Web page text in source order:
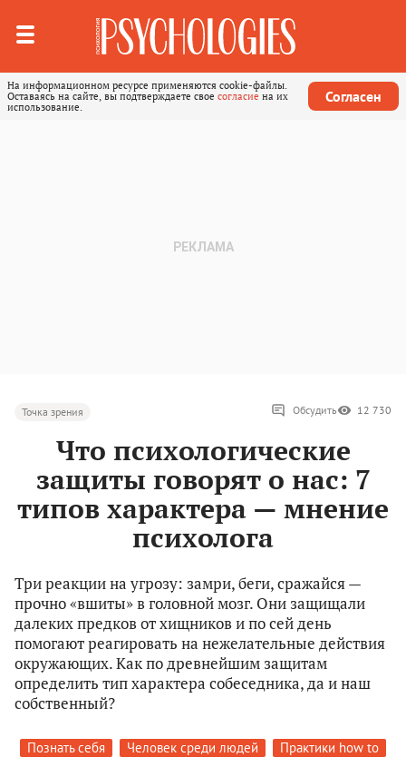
На информационном ресурсе применяются cookie-файлы.
Оставаясь на сайте, вы подтверждаете свое согласие на их
использование.
Согласен
Точка зрения Обсудить 12 730
Что психологические
защиты говорят о нас: 7
типов характера — мнение
психолога
Три реакции на угрозу: замри, беги, сражайся —
прочно «вшиты» в головной мозг. Они защищали
далеких предков от хищников и по сей день
помогают реагировать на нежелательные действия
окружающих. Как по древнейшим защитам
определить тип характера собеседника, да и наш
собственный?
Познать себя Человек среди людей Практики how to